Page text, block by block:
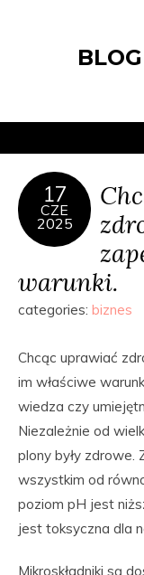
17
CZE
2025
warunki.
categories: biznes
Chcąc uprawiać
im właściwe
wiedza czy
Niezależnie od
plony były zdrowe.
wszystkim od
poziom pH jest
jest toksyczna dla
Mikroskładniki są